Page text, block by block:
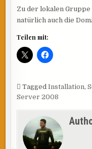
Zu der lokalen
natürlich auch die
Teilen mit:
TaggedInstallation,
Server 2008